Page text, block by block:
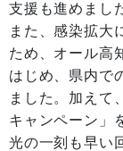
支援も進めまし
また、感染拡大
ため、オール高
はじめ、県内で
ました。加えて
キャンペーン」
光の一刻も早い